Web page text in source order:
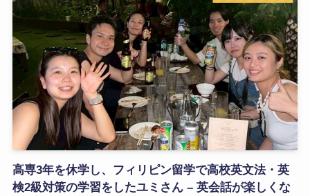
高専3年を休学し、フィリピン留学で高校英文法・英
検2級対策の学習をしたユミさん – 英会話が楽しくな